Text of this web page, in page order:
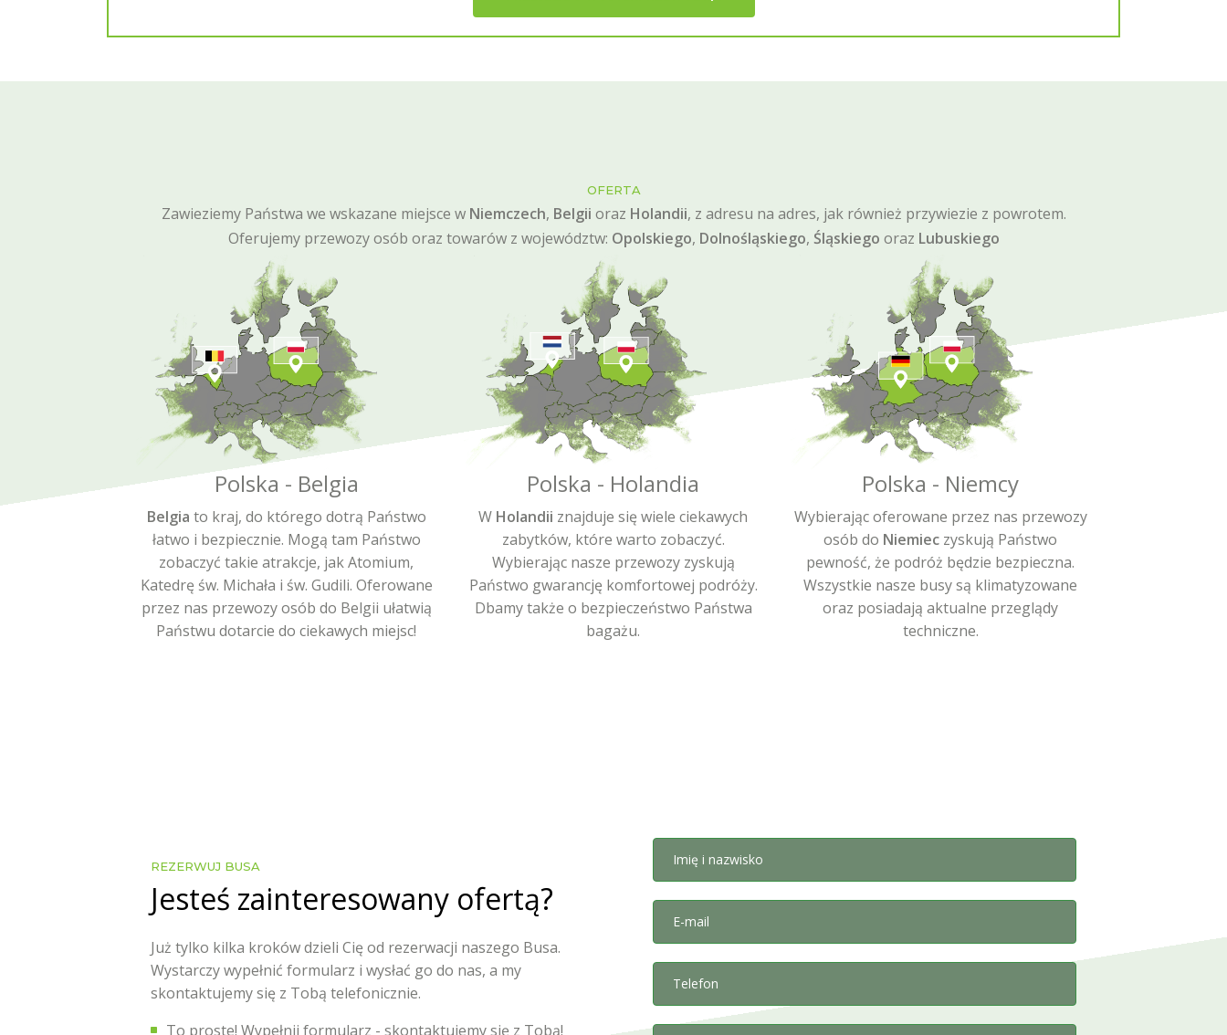
OFERTA
Zawieziemy Państwa we wskazane miejsce w Niemczech, Belgii oraz Holandii, z adresu na adres, jak również przywiezie z powrotem.
Oferujemy przewozy osób oraz towarów z województw: Opolskiego, Dolnośląskiego, Śląskiego oraz Lubuskiego
Polska - Belgia
Belgia to kraj, do którego dotrą Państwo
łatwo i bezpiecznie. Mogą tam Państwo
zobaczyć takie atrakcje, jak Atomium,
Katedrę św. Michała i św. Gudili. Oferowane
przez nas przewozy osób do Belgii ułatwią
Państwu dotarcie do ciekawych miejsc!
Polska - Holandia
W Holandii znajduje się wiele ciekawych
zabytków, które warto zobaczyć.
Wybierając nasze przewozy zyskują
Państwo gwarancję komfortowej podróży.
Dbamy także o bezpieczeństwo Państwa
bagażu.
Polska - Niemcy
Wybierając oferowane przez nas przewozy
osób do Niemiec zyskują Państwo
pewność, że podróż będzie bezpieczna.
Wszystkie nasze busy są klimatyzowane
oraz posiadają aktualne przeglądy
techniczne.
REZERWUJ BUSA
Jesteś zainteresowany ofertą?
Już tylko kilka kroków dzieli Cię od rezerwacji naszego Busa.
Wystarczy wypełnić formularz i wysłać go do nas, a my
skontaktujemy się z Tobą telefonicznie.
To proste! Wypełnij formularz - skontaktujemy się z Tobą!
Imię i nazwisko
E-mail
Telefon